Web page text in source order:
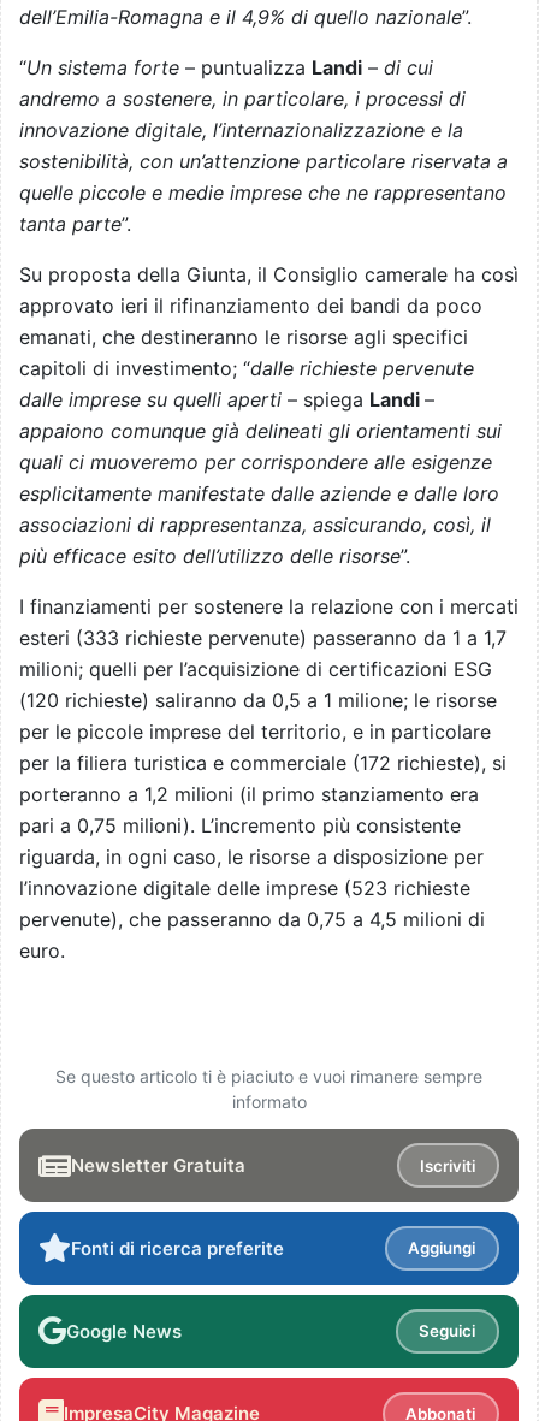
dell’Emilia-Romagna e il 4,9% di quello nazionale”.
“Un sistema forte – puntualizza Landi – di cui
andremo a sostenere, in particolare, i processi di
innovazione digitale, l’internazionalizzazione e la
sostenibilità, con un’attenzione particolare riservata a
quelle piccole e medie imprese che ne rappresentano
tanta parte”.
Su proposta della Giunta, il Consiglio camerale ha così
approvato ieri il rifinanziamento dei bandi da poco
emanati, che destineranno le risorse agli specifici
capitoli di investimento; “dalle richieste pervenute
dalle imprese su quelli aperti – spiega Landi –
appaiono comunque già delineati gli orientamenti sui
quali ci muoveremo per corrispondere alle esigenze
esplicitamente manifestate dalle aziende e dalle loro
associazioni di rappresentanza, assicurando, così, il
più efficace esito dell’utilizzo delle risorse”.
I finanziamenti per sostenere la relazione con i mercati
esteri (333 richieste pervenute) passeranno da 1 a 1,7
milioni; quelli per l’acquisizione di certificazioni ESG
(120 richieste) saliranno da 0,5 a 1 milione; le risorse
per le piccole imprese del territorio, e in particolare
per la filiera turistica e commerciale (172 richieste), si
porteranno a 1,2 milioni (il primo stanziamento era
pari a 0,75 milioni). L’incremento più consistente
riguarda, in ogni caso, le risorse a disposizione per
l’innovazione digitale delle imprese (523 richieste
pervenute), che passeranno da 0,75 a 4,5 milioni di
euro.
Se questo articolo ti è piaciuto e vuoi rimanere sempre
informato
Newsletter Gratuita Iscriviti
Fonti di ricerca preferite Aggiungi
Google News Seguici
ImpresaCity Magazine Abbonati